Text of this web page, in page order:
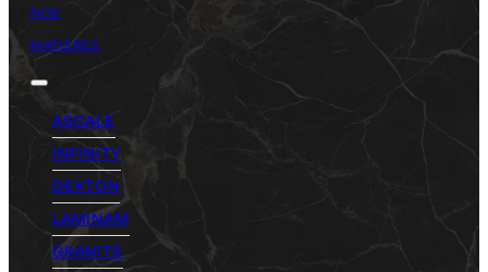
NOS
MATIÈRES
ASCALE
INFINITY
DEKTON
LAMINAM
GRANITS